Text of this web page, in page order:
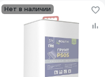
Нет в наличии